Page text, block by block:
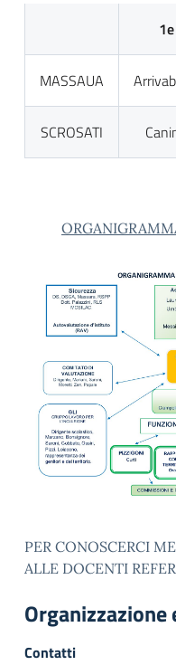
1e
MASSAUA
SCROSATI
PER CONOSCERCI
ALLE DOCENTI
Contatti